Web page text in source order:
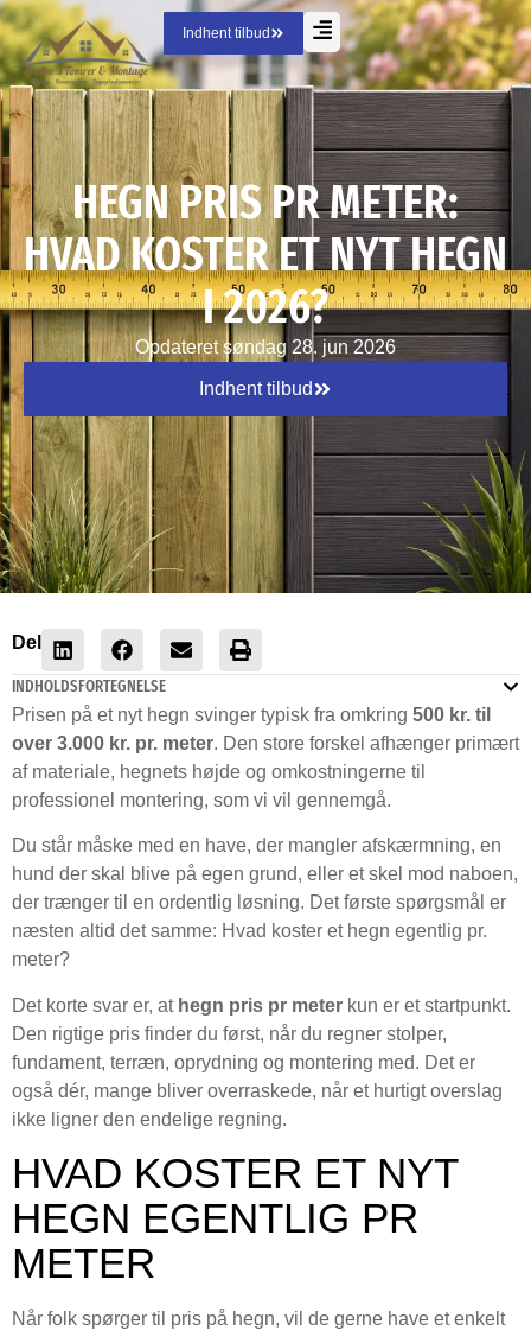
Indhent tilbud
HEGN PRIS PR METER:
HVAD KOSTER ET NYT HEGN
I 2026?
Opdateret søndag 28. jun 2026
Indhent tilbud
Del
INDHOLDSFORTEGNELSE
Prisen på et nyt hegn svinger typisk fra omkring 500 kr. til
over 3.000 kr. pr. meter. Den store forskel afhænger primært
af materiale, hegnets højde og omkostningerne til
professionel montering, som vi vil gennemgå.
Du står måske med en have, der mangler afskærmning, en
hund der skal blive på egen grund, eller et skel mod naboen,
der trænger til en ordentlig løsning. Det første spørgsmål er
næsten altid det samme: Hvad koster et hegn egentlig pr.
meter?
Det korte svar er, at hegn pris pr meter kun er et startpunkt.
Den rigtige pris finder du først, når du regner stolper,
fundament, terræn, oprydning og montering med. Det er
også dér, mange bliver overraskede, når et hurtigt overslag
ikke ligner den endelige regning.
HVAD KOSTER ET NYT
HEGN EGENTLIG PR
METER
Når folk spørger til pris på hegn, vil de gerne have et enkelt